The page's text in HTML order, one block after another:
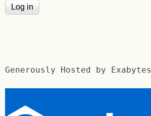
Generously Hosted by Exabytes